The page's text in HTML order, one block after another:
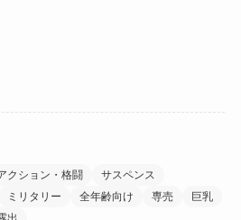
クション・格闘
サスペンス
ミリタリー 全年齢向け 専売
巨乳